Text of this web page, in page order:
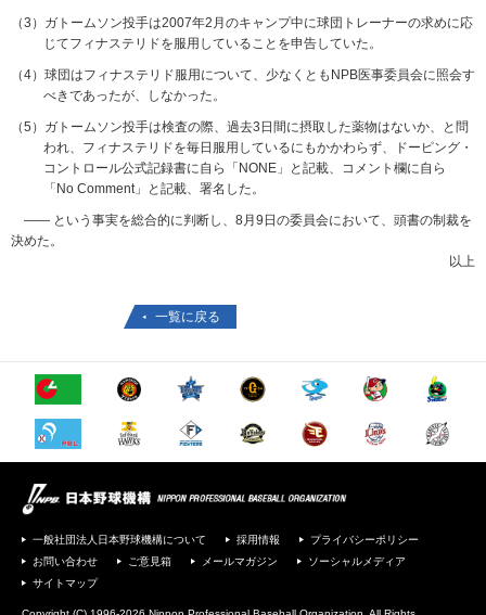
（3）ガトームソン投手は2007年2月のキャンプ中に球団トレーナーの求めに応
じてフィナステリドを服用していることを申告していた。
（4）球団はフィナステリド服用について、少なくともNPB医事委員会に照会す
べきであったが、しなかった。
（5）ガトームソン投手は検査の際、過去3日間に摂取した薬物はないか、と問
われ、フィナステリドを毎日服用しているにもかかわらず、ドーピング・
コントロール公式記録書に自ら「NONE」と記載、コメント欄に自ら
「No Comment」と記載、署名した。
―― という事実を総合的に判断し、8月9日の委員会において、頭書の制裁を
決めた。
以上
一覧に戻る
一般社団法人日本野球機構について 採用情報
プライバシーポリシー
お問い合わせ
ご意見箱 メールマガジン
ソーシャルメディア
サイトマップ